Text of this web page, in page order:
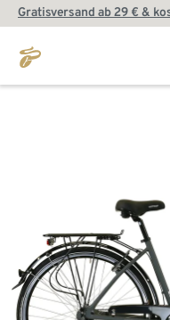
Gratisversand ab 29 € &